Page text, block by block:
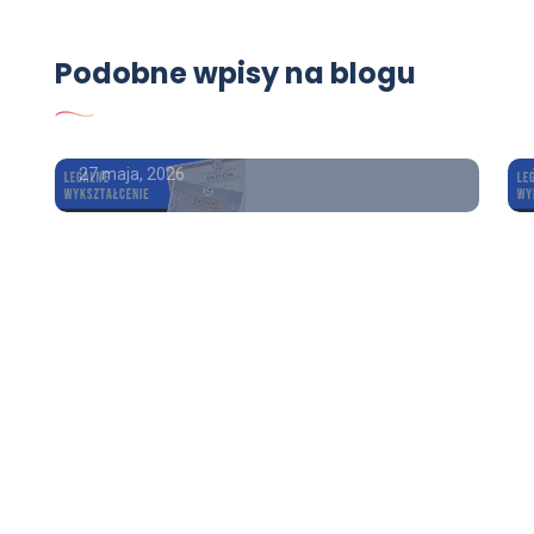
Podobne wpisy na blogu
Dyplom kolekcjonerski z
wpisem
27 maja, 2026